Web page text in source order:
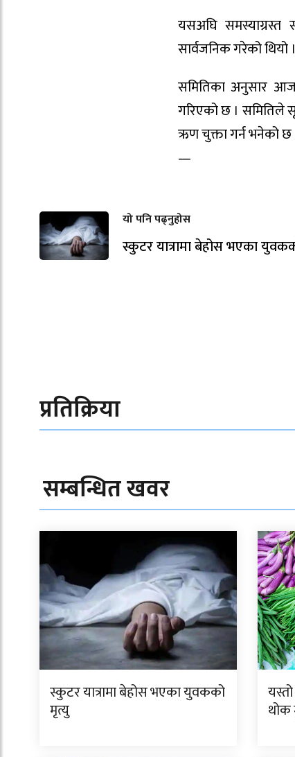
यसअघि समस्याग्रस्त
सार्वजनिक गरेको थियो ।
समितिका अनुसार आज
गरिएको छ । समितिले
ऋण चुक्ता गर्न भनेको छ
—
यो पनि पढ्नुहोस
स्कुटर यात्रामा बेहोस भएका
प्रतिक्रिया
सम्बन्धित खवर
स्कुटर यात्रामा बेहोस भएका युवकको
मृत्यु